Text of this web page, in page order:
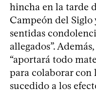
hincha en la tarde
Campeón del Siglo
sentidas
allegados”.
“aportará todo
para colaborar con
sucedido a los